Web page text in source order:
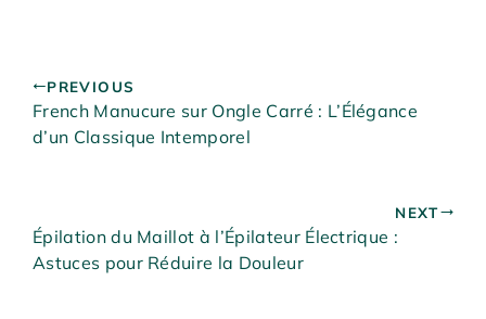
PREVIOUS
French Manucure sur Ongle Carré : L’Élégance
d’un Classique Intemporel
NEXT
Épilation du Maillot à l’Épilateur Électrique :
Astuces pour Réduire la Douleur